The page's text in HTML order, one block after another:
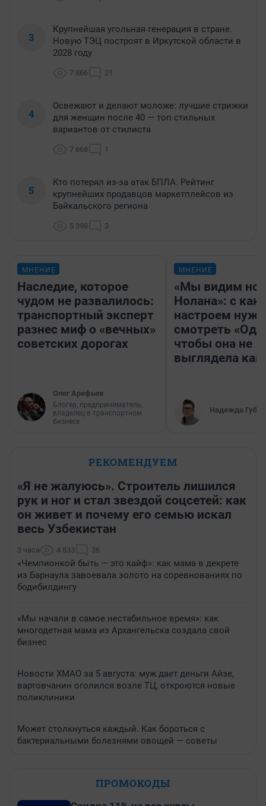
3
Крупнейшая угольная генерация в стране.
Новую ТЭЦ построят в Иркутской области в
2028 году
7 866 21
4
Освежают и делают моложе: лучшие стрижки
для женщин после 40 — топ стильных
вариантов от стилиста
7 668 1
5
Кто потерял из-за атак БПЛА. Рейтинг
крупнейших продавцов маркетплейсов из
Байкальского региона
5 398 3
МНЕНИЕ
Наследие, которое
чудом не развалилось:
транспортный эксперт
разнес миф о «вечных»
советских дорогах
Олег Арефьев
Блогер, предприниматель,
владелец в транспортном
бизнесе
МНЕНИЕ
«Мы видим
Нолана»: с
настроем
смотреть
чтобы она не
выглядела как
Надежда
РЕКОМЕНДУЕМ
«Я не жалуюсь». Строитель лишился
рук и ног и стал звездой соцсетей: как
он живет и почему его семью искал
весь Узбекистан
3 часа 4 833 36
«Чемпионкой быть — это кайф»: как мама в декрете
из Барнаула завоевала золото на соревнованиях по
бодибилдингу
«Мы начали в самое нестабильное время»: как
многодетная мама из Архангельска создала свой
бизнес
Новости ХМАО за 5 августа: муж дает деньги Айзе,
вартовчанин оголился возле ТЦ, откроются новые
поликлиники
Может столкнуться каждый. Как бороться с
бактериальными болезнями овощей — советы
ПРОМОКОДЫ